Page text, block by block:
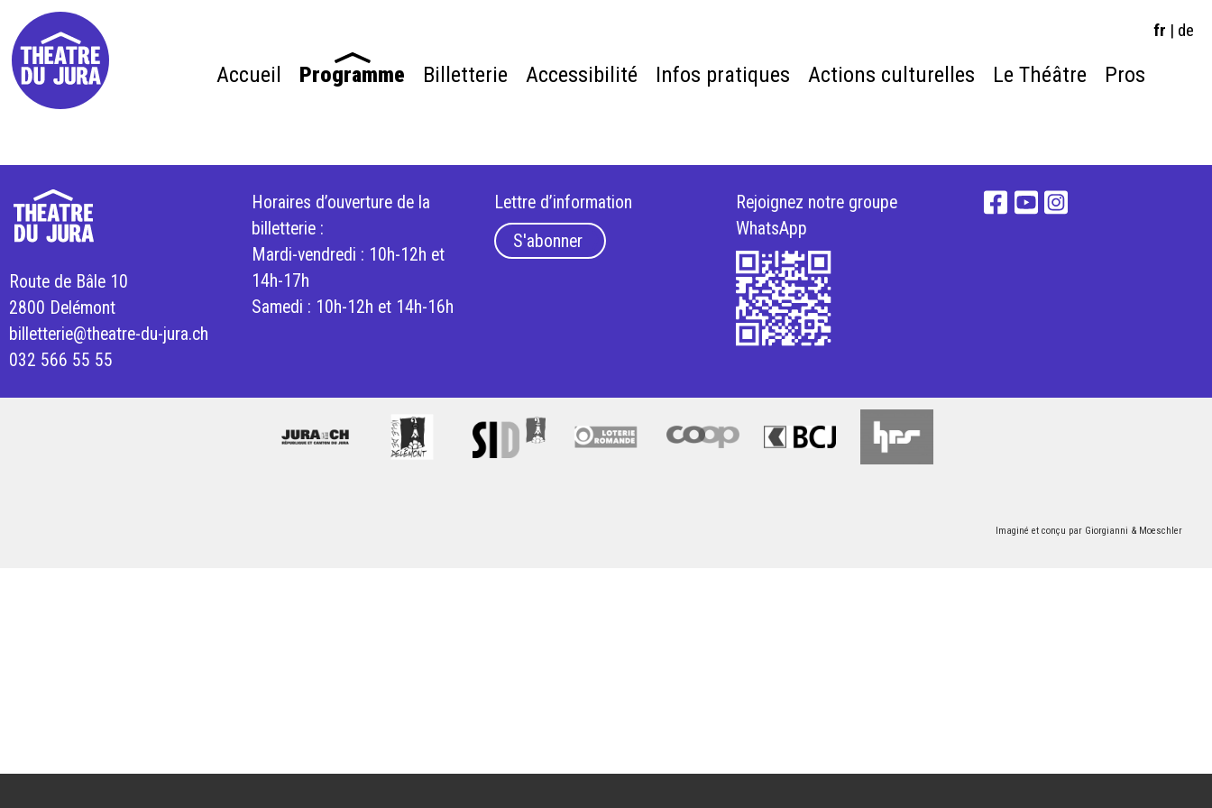
fr | de
Accueil Programme Billetterie Accessibilité Infos pratiques Actions culturelles Le Théâtre Pros
Route de Bâle 10
2800 Delémont
billetterie@theatre-du-jura.ch
032 566 55 55
Horaires d’ouverture de la
billetterie :
Mardi-vendredi : 10h-12h et
14h-17h
Samedi : 10h-12h et 14h-16h
Lettre d’information
S'abonner
Rejoignez notre groupe
WhatsApp
Imaginé et conçu par Giorgianni & Moeschler